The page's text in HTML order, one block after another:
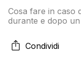
Cosa fare in caso
durante e dopo un
piano di
Comune e dalla
Condividi